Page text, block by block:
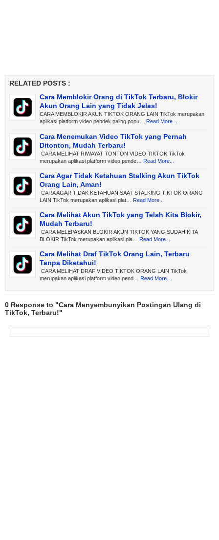
RELATED POSTS :
Cara Memblokir Orang di TikTok Terbaru, Blokir
Akun Orang Lain yang Tidak Jelas!
CARA MEMBLOKIR AKUN TIKTOK ORANG LAIN TikTok merupakan
aplikasi platform video pendek paling popu… Read More...
Cara Menemukan Video TikTok yang Pernah
Ditonton, Mudah Terbaru!
CARA MELIHAT RIWAYAT TONTON VIDEO TIKTOK TikTok
merupakan aplikasi platform video pende…
Read More...
Cara Agar Tidak Ketahuan Stalking Akun TikTok
Orang Lain, Aman!
CARA AGAR TIDAK KETAHUAN SAAT STALKING TIKTOK ORANG
LAIN TikTok merupakan aplikasi plat…
Read More...
Cara Melihat Akun TikTok yang Telah Kita Blokir,
Mudah Terbaru!
CARA MELEPASKAN BLOKIR AKUN TIKTOK YANG SUDAH KITA
BLOKIR TikTok merupakan aplikasi pla…
Read More...
Cara Melihat Draf TikTok Orang Lain, Terbaru
Tanpa Diketahui!
CARA MELIHAT DRAF VIDEO TIKTOK ORANG LAIN TikTok
merupakan aplikasi platform video pend… Read More...
0 Response to "Cara Menyembunyikan Postingan Ulang di
TikTok, Terbaru!"